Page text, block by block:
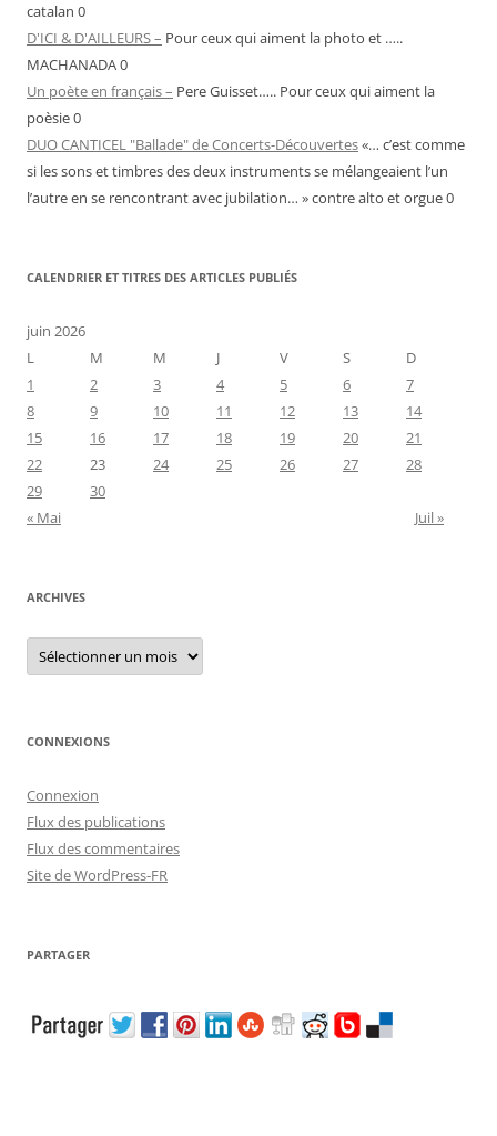
catalan 0
D'ICI & D'AILLEURS – Pour ceux qui aiment la photo et …..
MACHANADA 0
Un poète en français – Pere Guisset….. Pour ceux qui aiment la
poèsie 0
DUO CANTICEL "Ballade" de Concerts-Découvertes«… c’est comme
si les sons et timbres des deux instruments se mélangeaient l’un
l’autre en se rencontrant avec jubilation… » contre alto et orgue 0
CALENDRIER ET TITRES DES ARTICLES PUBLIÉS
juin 2026
L
M M J V S
D
1
2 3 4 5 6
7
8
9 10 11 12 13
14
15
16 17 18 19 20
21
22
23 24 25 26 27
28
29
30
« Mai
Juil »
ARCHIVES
Archives
CONNEXIONS
Connexion
Flux des publications
Flux des commentaires
Site de WordPress-FR
PARTAGER